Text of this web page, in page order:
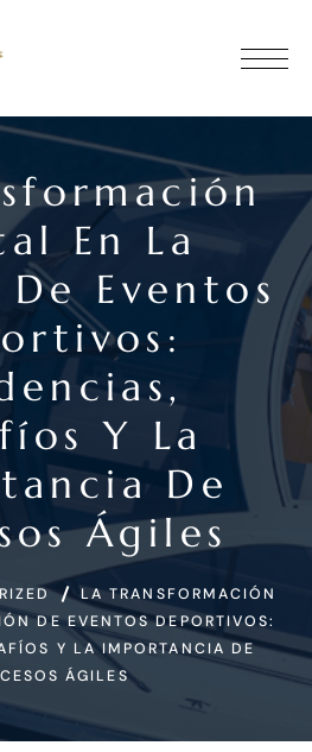
En La
Eventos
Y La
De
Ágiles
LA TRANSFORMACIÓN
DE EVENTOS DEPORTIVOS:
Y LA IMPORTANCIA DE
ÁGILES